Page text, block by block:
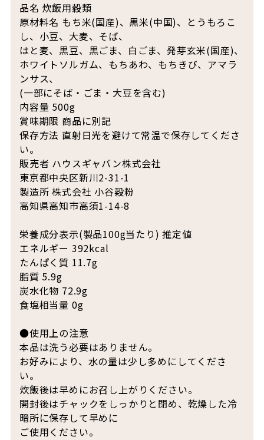
品名 炊飯用穀類
原材料名 もち米(国産)、黒米(中国)、とうもろこ
し、小豆、大麦、そば、
はと麦、黒豆、黒ごま、白ごま、発芽玄米(国産)、
ホワイトソルガム、もちあわ、もちきび、アマラ
ンサス、
(一部にそば・ごま・大豆を含む)
内容量 500g
賞味期限 商品に別記
保存方法 直射日光を避けて常温で保存してくださ
い。
販売者 ハウスギャバン株式会社
東京都中央区新川2-31-1
製造所 株式会社 小谷穀粉
高知県高知市高須1-14-8
栄養成分表示(製品100g当たり) 推定値
エネルギー 392kcal
たんぱく質 11.7g
脂質 5.9g
炭水化物 72.9g
食塩相当量 0g
●使用上の注意
本品は洗う必要はありません。
お好みにより、水の量は少し多めにしてくださ
い。
炊飯後は早めにお召し上がりください。
開封後はチャックをしっかりと閉め、乾燥した冷
暗所に保存して早めに
ご使用ください。